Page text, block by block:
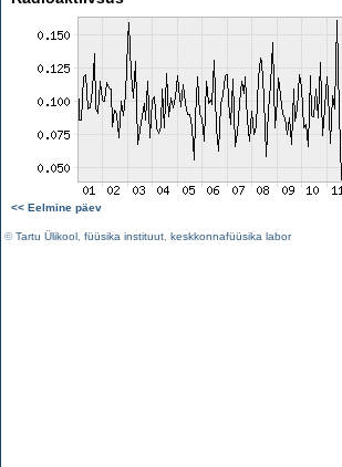
<< Eelmine päev
©Tartu Ülikool füüsika instituut keskkonnafüüsika labor